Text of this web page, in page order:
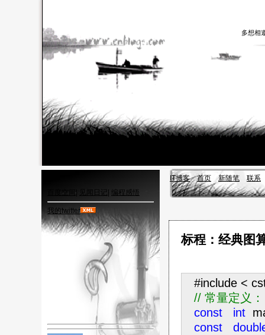
多想相
IT博客 首页 新随笔 联系
标程：经典图
#include <
// 常量定义：
const
int
const
百度空间 | 见闻日记 编程感悟
我的twitter